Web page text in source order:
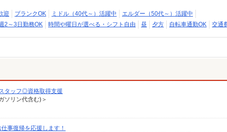
迎 ブランクOK ミドル（40代～）活躍中
エルダー（50代～）活躍中
2～3日勤務OK 時間や曜日が選べる・シフト自由 昼 夕方 自転車通勤OK 交通
タッフ◎資格取得支援
リン代含む)＞
事復帰を応援します！